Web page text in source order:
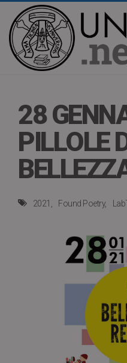
28
PILLOLE
2021 Found Poetry